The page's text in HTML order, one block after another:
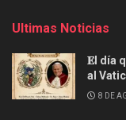
Ultimas Noticias
𝐄l día
al
8 DE